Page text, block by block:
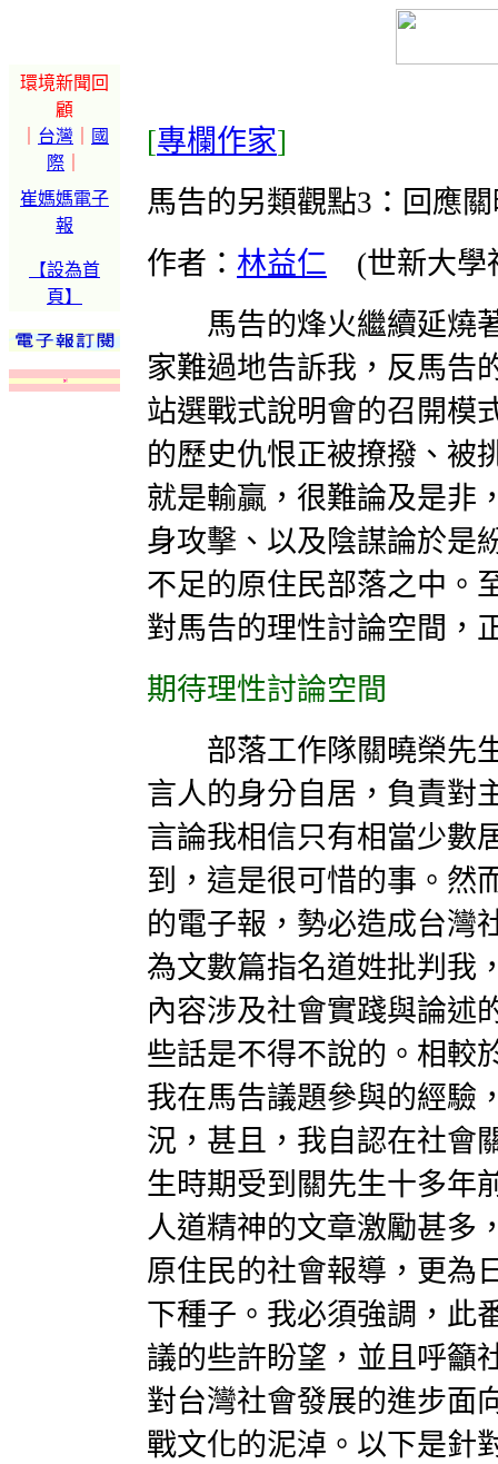
環境新聞回
顧
台灣
國
際
崔媽媽電子
報
【設為首
頁】
[專欄作家]
馬告的另類觀點3：回應
作者： 林益仁 (世新大學
馬告的烽火繼續延燒著
家難過地告訴我，反馬告
站選戰式說明會的召開模
的歷史仇恨正被撩撥、被
就是輸贏，很難論及是非
身攻擊、以及陰謀論於是
不足的原住民部落之中。
對馬告的理性討論空間，
期待理性討論空間
部落工作隊關曉榮先生
言人的身分自居，負責對
言論我相信只有相當少數
到，這是很可惜的事。然
的電子報，勢必造成台灣
為文數篇指名道姓批判我
內容涉及社會實踐與論述
些話是不得不說的。相較
我在馬告議題參與的經驗
況，甚且，我自認在社會
生時期受到關先生十多年
人道精神的文章激勵甚多
原住民的社會報導，更為
下種子。我必須強調，此
議的些許盼望，並且呼籲
對台灣社會發展的進步面
戰文化的泥淖。以下是針